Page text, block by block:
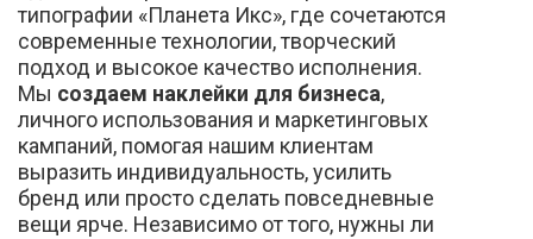
типографии «Планета Икс», где сочетаются
современные технологии, творческий
подход и высокое качество исполнения.
Мы создаем наклейки для бизнеса,
личного использования и маркетинговых
кампаний, помогая нашим клиентам
выразить индивидуальность, усилить
бренд или просто сделать повседневные
вещи ярче. Независимо от того, нужны ли